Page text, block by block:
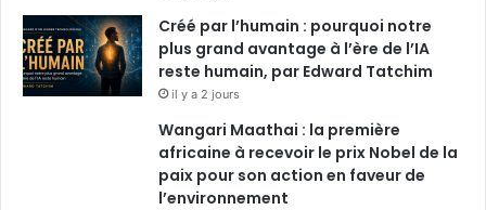
m
Créé par l’humain : pourquoi notre
plus grand avantage à l’ère de l’IA
reste humain, par Edward Tatchim
il y a 2 jours
Wangari Maathai : la première
africaine à recevoir le prix Nobel de la
paix pour son action en faveur de
l’environnement